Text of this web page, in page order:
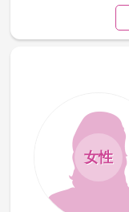
女性